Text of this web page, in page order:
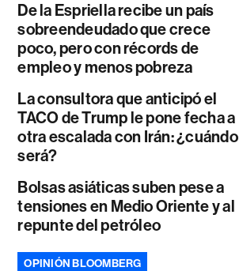
De la Espriella recibe un país
sobreendeudado que crece
poco, pero con récords de
empleo y menos pobreza
La consultora que anticipó el
TACO de Trump le pone fecha a
otra escalada con Irán: ¿cuándo
será?
Bolsas asiáticas suben pese a
tensiones en Medio Oriente y al
repunte del petróleo
OPINIÓN BLOOMBERG